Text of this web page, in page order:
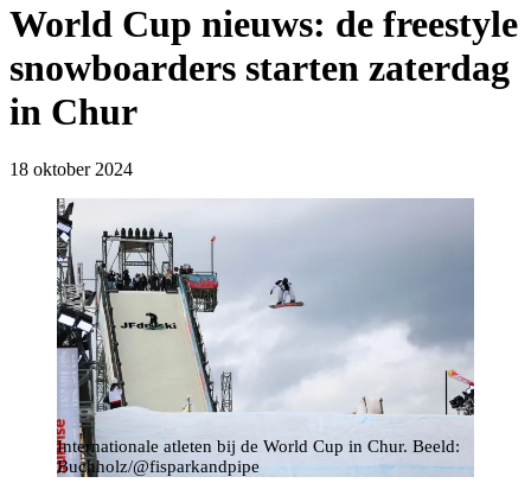
World Cup nieuws: de freestyle
snowboarders starten zaterdag
in Chur
18 oktober 2024
Internationale atleten bij de World Cup in Chur. Beeld:
Buchholz/@fisparkandpipe